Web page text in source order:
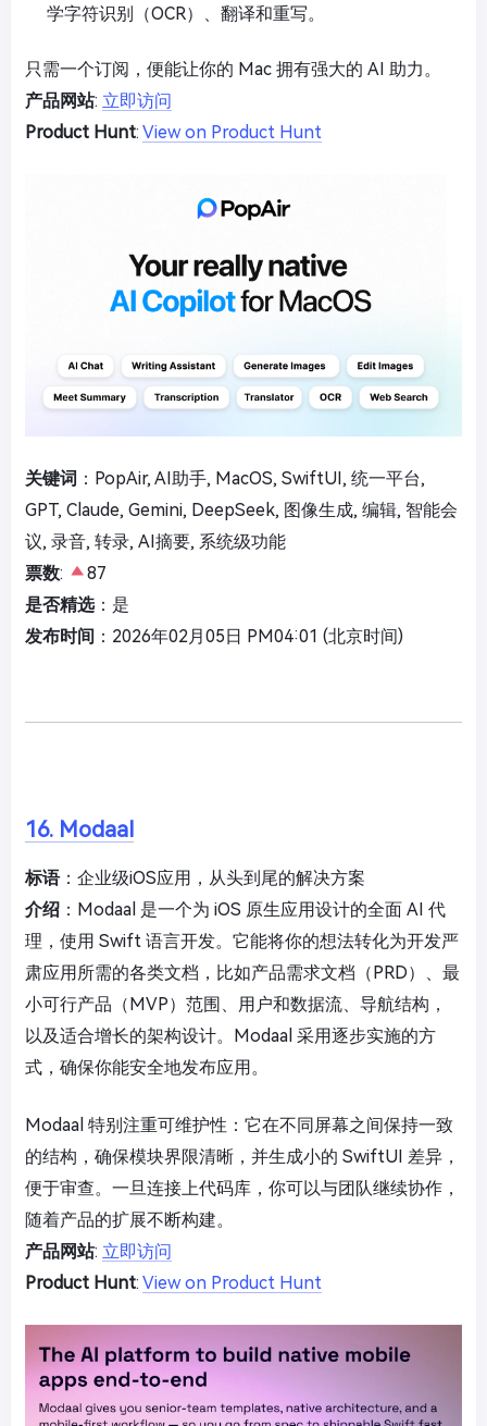
学字符识别（OCR）、翻译和重写。
只需一个订阅，便能让你的 Mac 拥有强大的 AI 助力。
产品网站: 立即访问
Product Hunt: View on Product Hunt
关键词 ：PopAir, AI助手, MacOS, SwiftUI, 统一平台,
GPT, Claude, Gemini, DeepSeek, 图像生成, 编辑, 智能会
议, 录音, 转录, AI摘要, 系统级功能
票数:
87
是否精选：是
发布时间 ：2026年02月05日 PM04:01 (北京时间)
16. Modaal
标语：企业级iOS应用，从头到尾的解决方案
介绍 ：Modaal 是一个为 iOS 原生应用设计的全面 AI 代
理，使用 Swift 语言开发。它能将你的想法转化为开发严
肃应用所需的各类文档，比如产品需求文档（PRD）、最
小可行产品（MVP）范围、用户和数据流、导航结构，
以及适合增长的架构设计。Modaal 采用逐步实施的方
式，确保你能安全地发布应用。
Modaal 特别注重可维护性：它在不同屏幕之间保持一致
的结构，确保模块界限清晰，并生成小的 SwiftUI 差异，
便于审查。一旦连接上代码库，你可以与团队继续协作，
随着产品的扩展不断构建。
产品网站: 立即访问
Product Hunt: View on Product Hunt